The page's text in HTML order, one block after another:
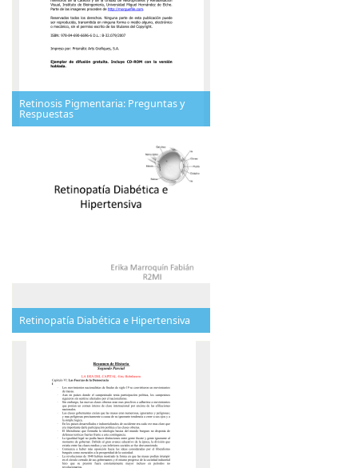
Retinosis Pigmentaria: Preguntas y
Respuestas
Retinopatía Diabética e Hipertensiva